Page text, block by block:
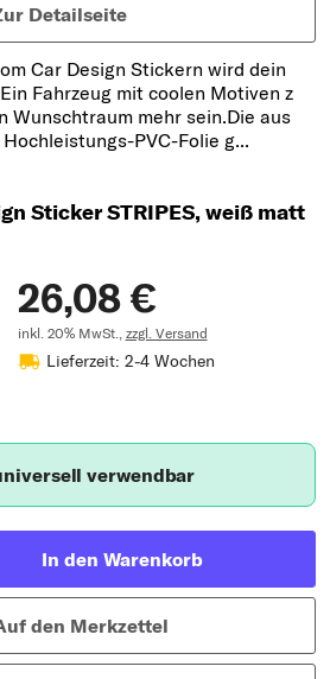
Detailseite
Car Design Stickern wird dein
Fahrzeug mit coolen Motiven z
Wunschtraum mehr sein.Die aus
PVC-Folie g...
Sticker STRIPES, weiß matt
26,08 €
inkl. 20% MwSt., zzgl. Versand
Lieferzeit: 2-4 Wochen
verwendbar
In den Warenkorb
den Merkzettel